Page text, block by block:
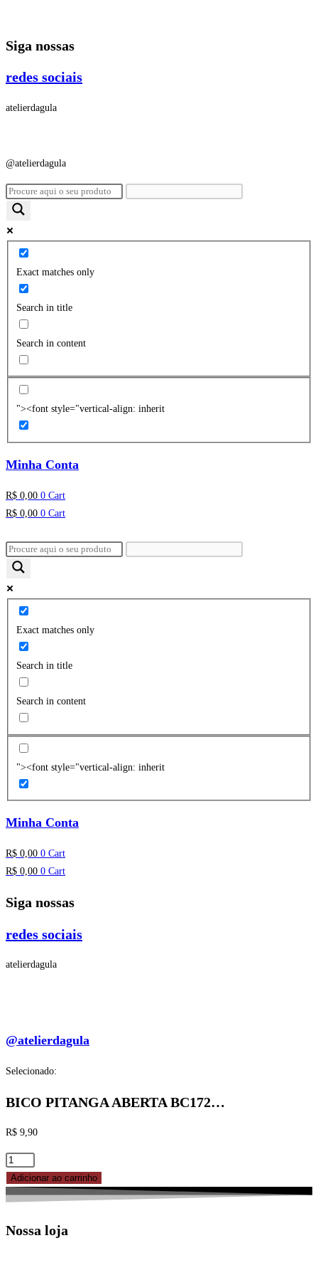
o
Siga nossas
redes sociais
atelierdagula
@atelierdagula
Exact matches only
Search in title
Search in content
"><font style="vertical-align: inherit
Minha Conta
R$ 0,00 0 Cart
R$ 0,00 0 Cart
Exact matches only
Search in title
Search in content
"><font style="vertical-align: inherit
Minha Conta
R$ 0,00 0 Cart
R$ 0,00 0 Cart
Siga nossas
redes sociais
atelierdagula
@atelierdagula
Selecionado:
BICO PITANGA ABERTA BC172…
R$ 9,90
BICO
PITANGA
ABERTA
REF.
Adicionar ao carrinho
Nossa loja